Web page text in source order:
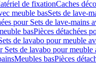
de fixationCaches
meuble basSets de lave-
pour Sets de lave-mains
basPièces détachées
de lavabo pour meuble
Sets de lavabo pour meuble
Meubles basPièces